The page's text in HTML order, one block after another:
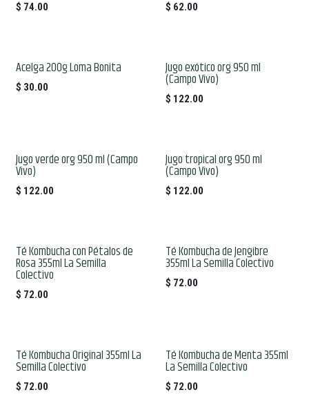
$ 74.00 $ 62.00
Acelga 200g Loma Bonita
$ 30.00
Jugo exótico org 950 ml
(Campo Vivo)
$ 122.00
Jugo verde org 950 ml (Campo
Vivo)
$ 122.00
Jugo tropical org 950 ml
(Campo Vivo)
$ 122.00
Té Kombucha con Pétalos de
Rosa 355ml La Semilla
Colectivo
$ 72.00
Té Kombucha de Jengibre
355ml La Semilla Colectivo
$ 72.00
Té Kombucha Original 355ml La
Semilla Colectivo
$ 72.00
Té Kombucha de Menta 355ml
La Semilla Colectivo
$ 72.00